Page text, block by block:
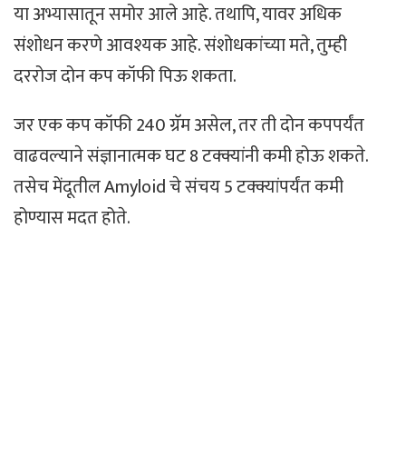
या अभ्यासातून समोर आले आहे. तथापि, यावर अधिक
संशोधन करणे आवश्यक आहे. संशोधकांच्या मते, तुम्ही
दररोज दोन कप कॉफी पिऊ शकता.
जर एक कप कॉफी 240 ग्रॅम असेल, तर ती दोन कपपर्यंत
वाढवल्याने संज्ञानात्मक घट 8 टक्क्यांनी कमी होऊ शकते.
तसेच मेंदूतील Amyloid चे संचय 5 टक्क्यांपर्यंत कमी
होण्यास मदत होते.